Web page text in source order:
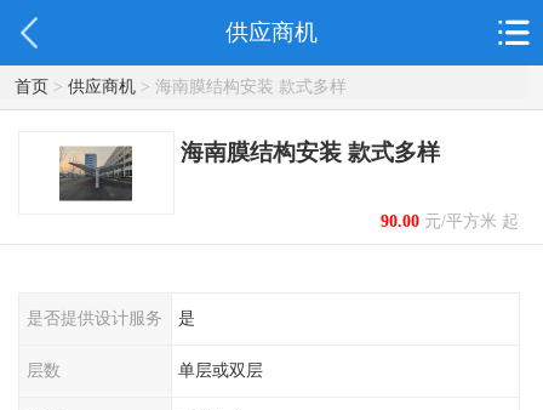
供应商机
首页> 供应商机> 海南膜结构安装 款式多样
海南膜结构安装 款式多样
90.00元/平方米 起
是否提供设计服务 是
层数 单层或双层